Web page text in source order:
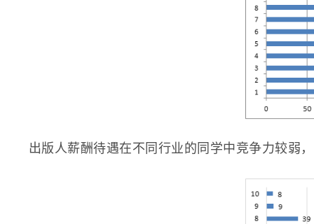
出版人薪酬待遇在不同行业的同学中竞争力较弱